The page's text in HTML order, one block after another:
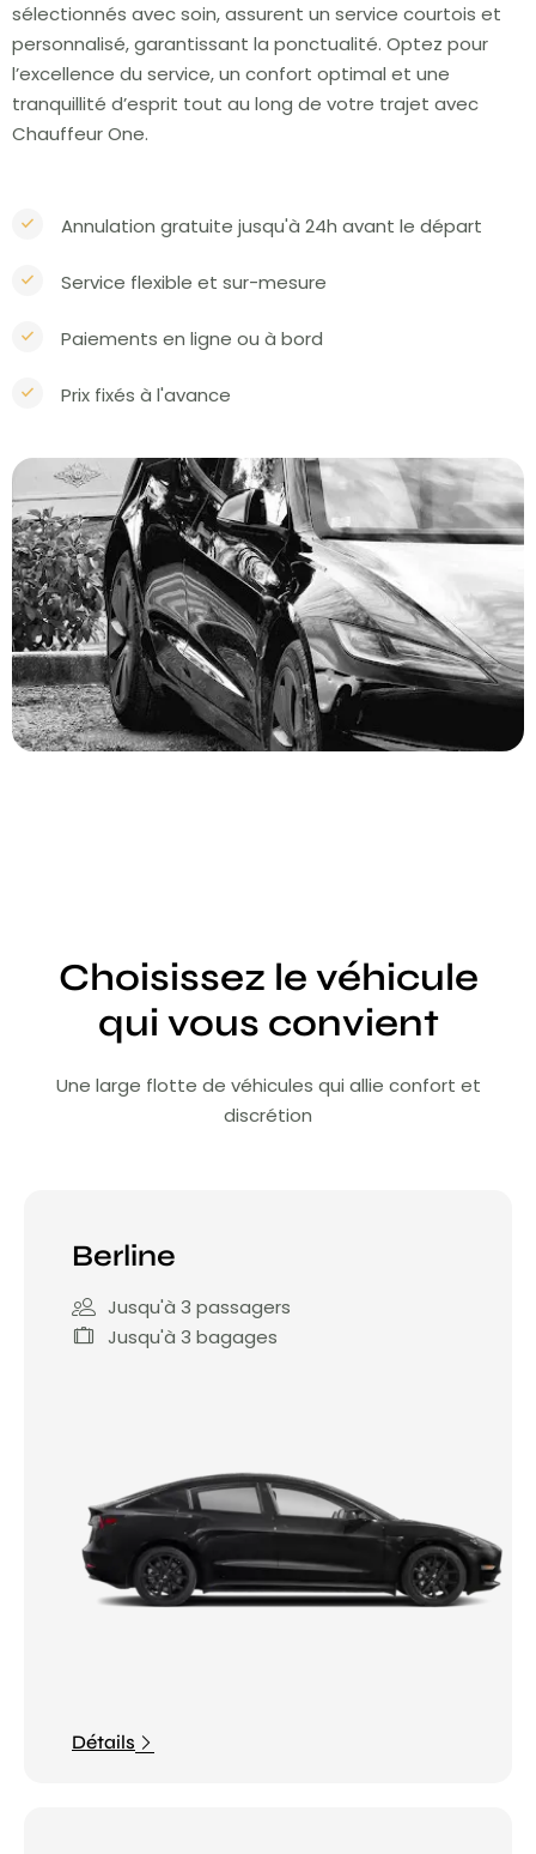
sélectionnés avec soin, assurent un service courtois et
personnalisé, garantissant la ponctualité. Optez pour
l’excellence du service, un confort optimal et une
tranquillité d’esprit tout au long de votre trajet avec
Chauffeur One.
Annulation gratuite jusqu'à 24h avant le départ
Service flexible et sur-mesure
Paiements en ligne ou à bord
Prix fixés à l'avance
Choisissez le véhicule
qui vous convient
Une large flotte de véhicules qui allie confort et
discrétion
Berline
Jusqu'à 3 passagers
Jusqu'à 3 bagages
Détails